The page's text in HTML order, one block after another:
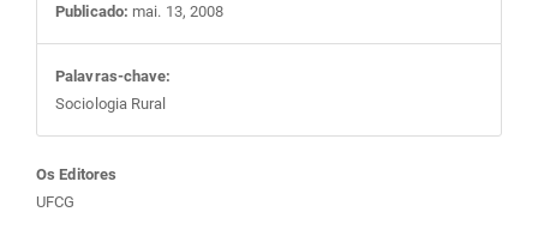
Publicado: mai. 13, 2008
Palavras-chave:
Sociologia Rural
Conteúdo
Os Editores
UFCG